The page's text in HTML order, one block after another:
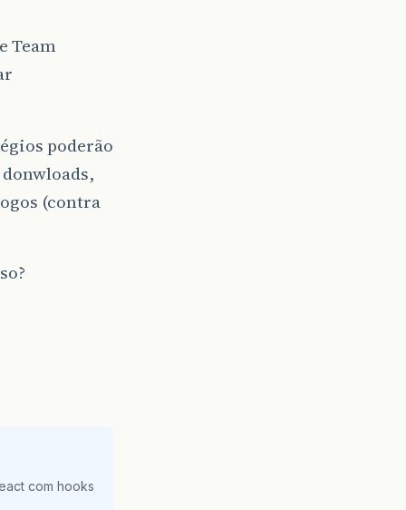
Team
poderão
(contra
com hooks